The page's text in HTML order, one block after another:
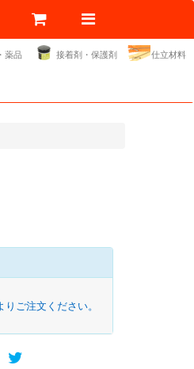
薬品 接着剤・保護剤 仕立材料
ご注文ください。